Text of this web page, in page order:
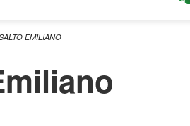
EMILIANO